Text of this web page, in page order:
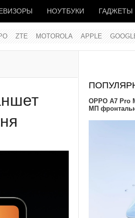
НОУТБУКИ ГАДЖЕТЫ
ZTE MOTOROLA APPLE
OPPO A7 Pro
МП